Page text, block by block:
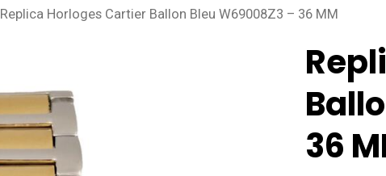
Replica Horloges Cartier Ballon Bleu W69008Z3 – 36 MM
36